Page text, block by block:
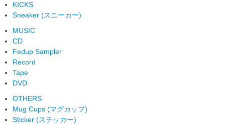
KICKS
Sneaker (スニーカー)
MUSIC
CD
Fedup Sampler
Record
Tape
DVD
OTHERS
Mug Cups (マグカップ)
Sticker (ステッカー)